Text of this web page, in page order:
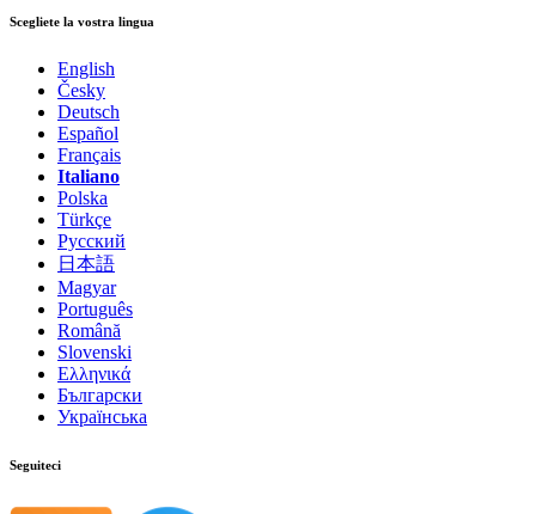
Scegliete la vostra lingua
English
Česky
Deutsch
Español
Français
Italiano
Polska
Türkçe
Русский
日本語
Magyar
Português
Română
Slovenski
Ελληνικά
Български
Українська
Seguiteci